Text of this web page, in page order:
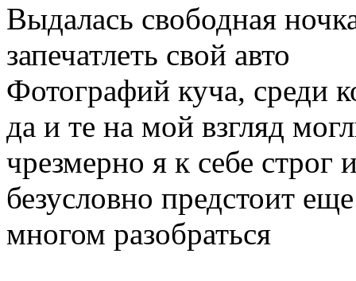
Выдалась свободная
запечатлеть свой авто
Фотографий куча, среди
да и те на мой взгляд
чрезмерно я к себе строг
безусловно предстоит
многом разобраться